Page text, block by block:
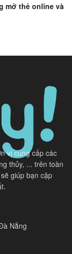
mở thẻ online và
vị cung cấp các
thủy, ... trên toàn
giúp bạn cập
Nẵng